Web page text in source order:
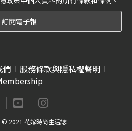
們
服務條款與隱私權聲明
2021 花嫁時尚生活誌